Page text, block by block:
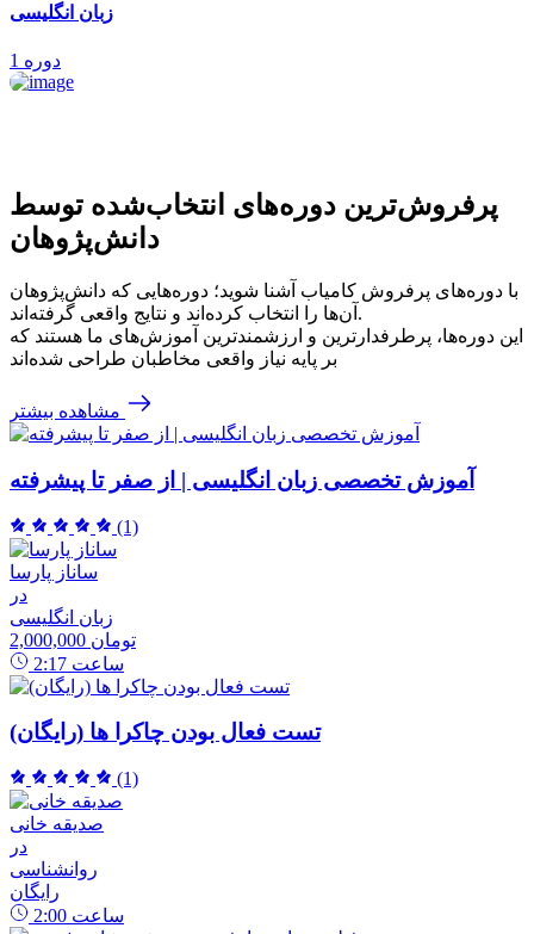
زبان انگلیسی
1 دوره
پرفروش‌ترین‌ دوره‌های انتخاب‌شده توسط
دانش‌پژوهان
با دوره‌های پرفروش کامیاب آشنا شوید؛ دوره‌هایی که دانش‌پژوهان
آن‌ها را انتخاب کرده‌اند و نتایج واقعی گرفته‌اند.
این دوره‌ها، پرطرفدارترین و ارزشمندترین آموزش‌های ما هستند که
بر پایه نیاز واقعی مخاطبان طراحی شده‌اند
مشاهده بیشتر
آموزش تخصصی زبان انگلیسی | از صفر تا پیشرفته
(1)
ساناز پارسا
در
زبان انگلیسی
2,000,000 تومان
2:17 ساعت
تست فعال بودن چاکرا ها (رایگان)
(1)
صدیقه خانی
در
روانشناسی
رایگان
2:00 ساعت